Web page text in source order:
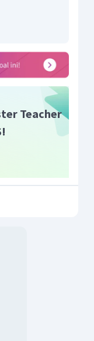
Teacher